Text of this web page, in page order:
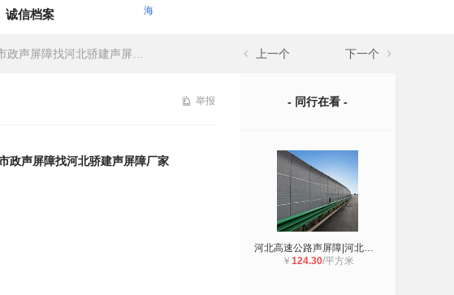
诚信档案
屏障找河北骄建声屏障厂家 上一个 下一个
举报
政声屏障找河北骄建声屏障厂家
- 同行在看 -
河北高速公路声屏障|河北高速声屏障|
￥ 124.30/平方米